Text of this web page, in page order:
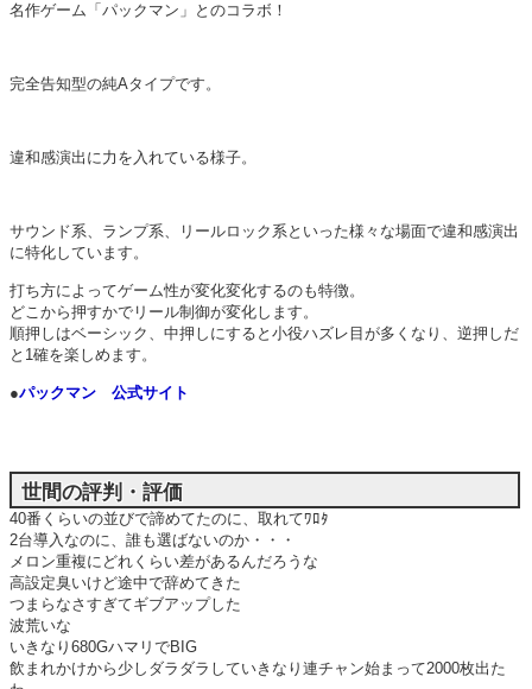
名作ゲーム「パックマン」とのコラボ！
完全告知型の純Aタイプです。
違和感演出に力を入れている様子。
サウンド系、ランプ系、リールロック系といった様々な場面で違和感演出
に特化しています。
打ち方によってゲーム性が変化変化するのも特徴。
どこから押すかでリール制御が変化します。
順押しはベーシック、中押しにすると小役ハズレ目が多くなり、逆押しだ
と1確を楽しめます。
●パックマン 公式サイト
世間の評判・評価
40番くらいの並びで諦めてたのに、取れてﾜﾛﾀ
2台導入なのに、誰も選ばないのか・・・
メロン重複にどれくらい差があるんだろうな
高設定臭いけど途中で辞めてきた
つまらなさすぎてギブアップした
波荒いな
いきなり680GハマリでBIG
飲まれかけから少しダラダラしていきなり連チャン始まって2000枚出た